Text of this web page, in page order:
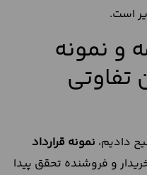
است.
و نمونه
تفاوتی
دادیم، نمونه قرارداد
و فروشنده تحقق پیدا